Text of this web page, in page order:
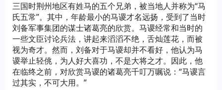
三国时荆州地区有姓马的五个兄弟，被当地人并称为“马
氏五常”。其中，年龄最小的马谡才名远扬，受到了当时
刘备军事集团的谋士诸葛亮的欣赏。马谡经常和当时的
一些文臣讨论兵法，讲起来滔滔不绝，舌灿莲花，而被
视为奇才。然而，刘备对于马谡却并不看好，他认为马
谡举止轻佻，为人好大喜功，不是大将之才。因此，他
在临终之前，对欣赏马谡的诸葛亮千叮万嘱说：“马谡言
过其实，不可大用。”